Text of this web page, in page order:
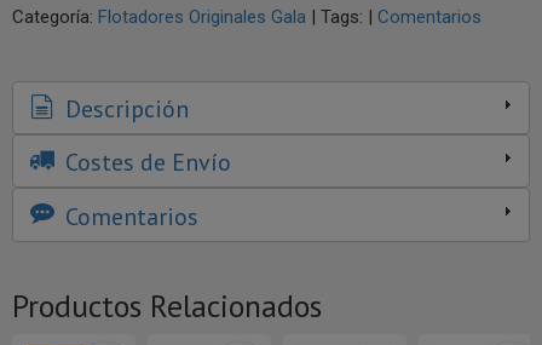
Categoría: Flotadores Originales Gala | Tags: | Comentarios
Descripción
Costes de Envío
Comentarios
Productos Relacionados